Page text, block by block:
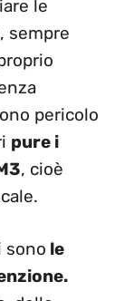
le
sempre
pericolo
pure i
, cioè
sono le